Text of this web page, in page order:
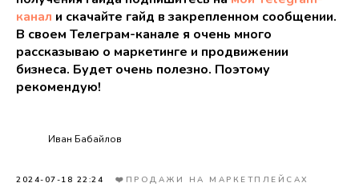
канал и скачайте гайд в закрепленном сообщении.
В своем Телеграм-канале я очень много
рассказываю о маркетинге и продвижении
бизнеса. Будет очень полезно. Поэтому
рекомендую!
Иван Бабайлов
2024-07-18 22:24 ❤️ПРОДАЖИ НА МАРКЕТПЛЕЙСАХ